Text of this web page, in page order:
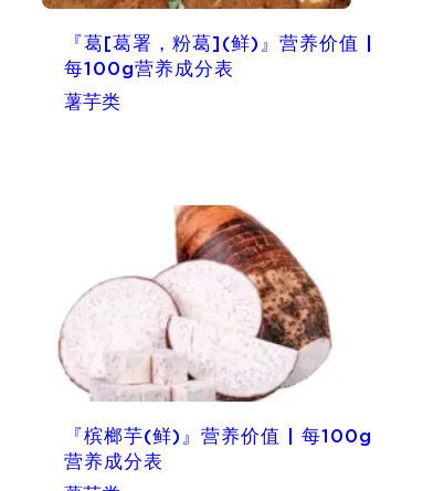
『葛[葛署，粉葛](鲜)』营养价值 |
每100g营养成分表
薯芋类
『槟榔芋(鲜)』营养价值 | 每100g
营养成分表